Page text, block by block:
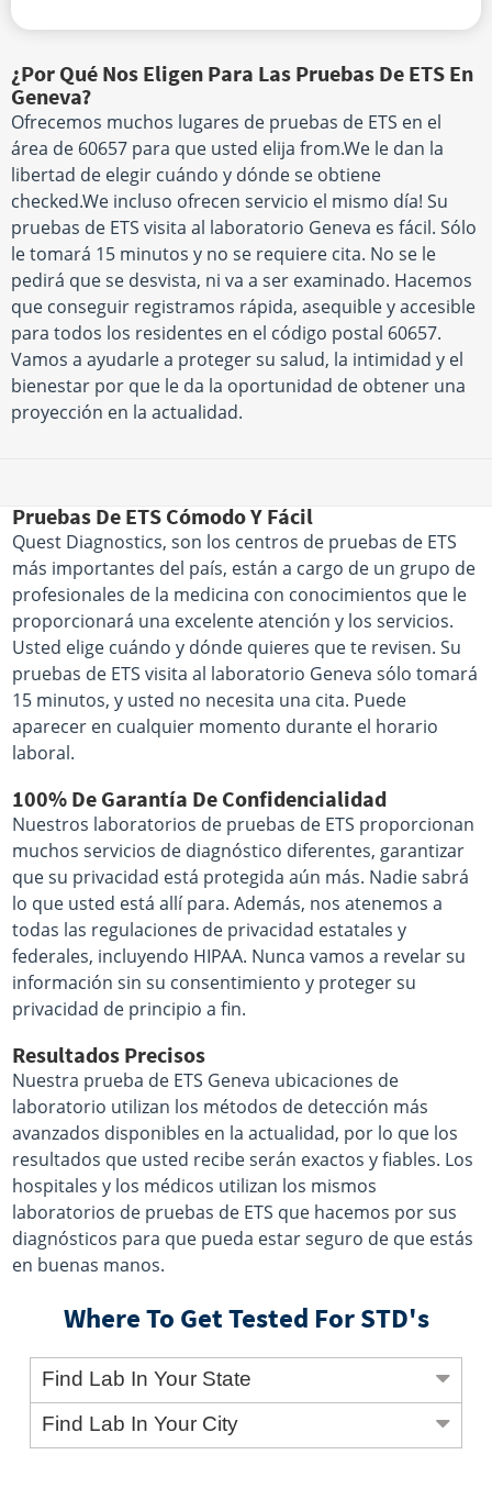
¿Por Qué Nos Eligen Para Las Pruebas De ETS En
Geneva?
Ofrecemos muchos lugares de pruebas de ETS en el
área de 60657 para que usted elija from.We le dan la
libertad de elegir cuándo y dónde se obtiene
checked.We incluso ofrecen servicio el mismo día! Su
pruebas de ETS visita al laboratorio Geneva es fácil. Sólo
le tomará 15 minutos y no se requiere cita. No se le
pedirá que se desvista, ni va a ser examinado. Hacemos
que conseguir registramos rápida, asequible y accesible
para todos los residentes en el código postal 60657.
Vamos a ayudarle a proteger su salud, la intimidad y el
bienestar por que le da la oportunidad de obtener una
proyección en la actualidad.
Pruebas De ETS Cómodo Y Fácil
Quest Diagnostics, son los centros de pruebas de ETS
más importantes del país, están a cargo de un grupo de
profesionales de la medicina con conocimientos que le
proporcionará una excelente atención y los servicios.
Usted elige cuándo y dónde quieres que te revisen. Su
pruebas de ETS visita al laboratorio Geneva sólo tomará
15 minutos, y usted no necesita una cita. Puede
aparecer en cualquier momento durante el horario
laboral.
100% De Garantía De Confidencialidad
Nuestros laboratorios de pruebas de ETS proporcionan
muchos servicios de diagnóstico diferentes, garantizar
que su privacidad está protegida aún más. Nadie sabrá
lo que usted está allí para. Además, nos atenemos a
todas las regulaciones de privacidad estatales y
federales, incluyendo HIPAA. Nunca vamos a revelar su
información sin su consentimiento y proteger su
privacidad de principio a fin.
Resultados Precisos
Nuestra prueba de ETS Geneva ubicaciones de
laboratorio utilizan los métodos de detección más
avanzados disponibles en la actualidad, por lo que los
resultados que usted recibe serán exactos y fiables. Los
hospitales y los médicos utilizan los mismos
laboratorios de pruebas de ETS que hacemos por sus
diagnósticos para que pueda estar seguro de que estás
en buenas manos.
Where To Get Tested For STD's
Find Lab In Your State
Find Lab In Your City